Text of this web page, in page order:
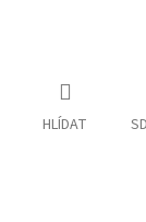
HLÍDAT